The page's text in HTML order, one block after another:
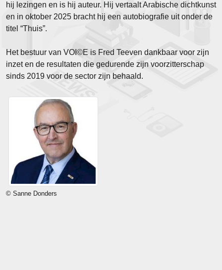
hij lezingen en is hij auteur. Hij vertaalt Arabische dichtkunst
en in oktober 2025 bracht hij een autobiografie uit onder de
titel “Thuis”.
Het bestuur van VOI©E is Fred Teeven dankbaar voor zijn
inzet en de resultaten die gedurende zijn voorzitterschap
sinds 2019 voor de sector zijn behaald.
© Sanne Donders